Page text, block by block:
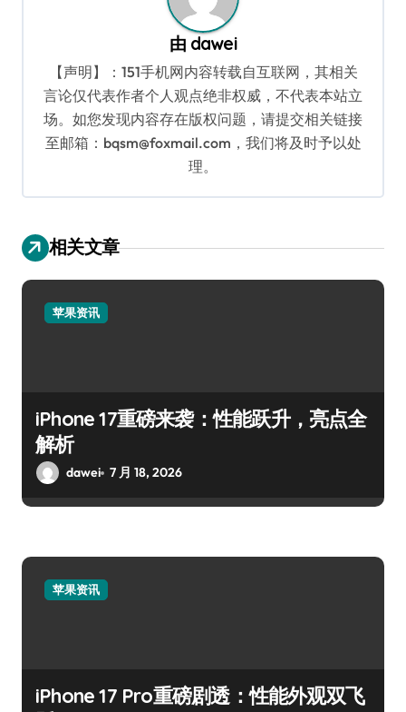
由 dawei
【声明】：151手机网内容转载自互联网，其相关
言论仅代表作者个人观点绝非权威，不代表本站立
场。如您发现内容存在版权问题，请提交相关链接
至邮箱：bqsm@foxmail.com，我们将及时予以处
理。
相关文章
苹果资讯
iPhone 17重磅来袭：性能跃升，亮点全
解析
dawei 7 月 18, 2026
苹果资讯
iPhone 17 Pro重磅剧透：性能外观双飞